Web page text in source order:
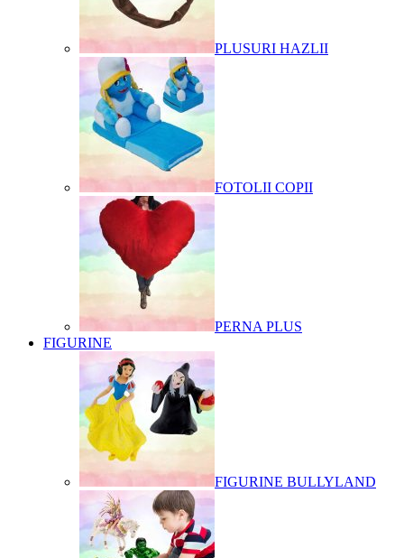
PLUSURI HAZLII
FOTOLII COPII
PERNA PLUS
FIGURINE
FIGURINE BULLYLAND